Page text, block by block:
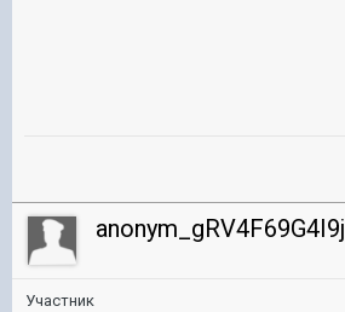
anonym_gRV4F69G4I9j
Участник